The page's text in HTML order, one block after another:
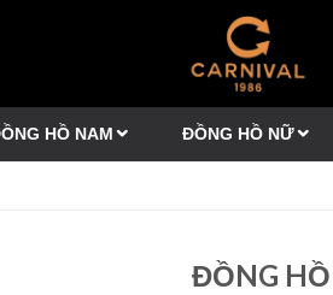
HỒ NAM ĐỒNG HỒ NỮ
ĐỒNG